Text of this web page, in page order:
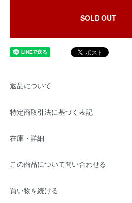
SOLD OUT
返品について
特定商取引法に基づく表記
在庫・詳細
この商品について問い合わせる
買い物を続ける